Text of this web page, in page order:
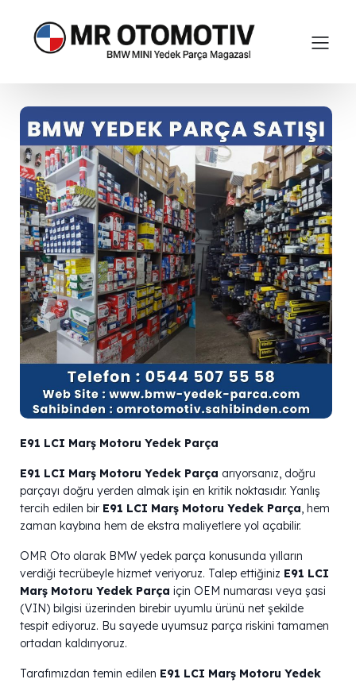
E91 LCI Marş Motoru Yedek Parça
E91 LCI Marş Motoru Yedek Parça arıyorsanız, doğru
parçayı doğru yerden almak işin en kritik noktasıdır. Yanlış
tercih edilen bir E91 LCI Marş Motoru Yedek Parça, hem
zaman kaybına hem de ekstra maliyetlere yol açabilir.
OMR Oto olarak BMW yedek parça konusunda yılların
verdiği tecrübeyle hizmet veriyoruz. Talep ettiğiniz E91 LCI
Marş Motoru Yedek Parça için OEM numarası veya şasi
(VIN) bilgisi üzerinden birebir uyumlu ürünü net şekilde
tespit ediyoruz. Bu sayede uyumsuz parça riskini tamamen
ortadan kaldırıyoruz.
Tarafımızdan temin edilen E91 LCI Marş Motoru Yedek